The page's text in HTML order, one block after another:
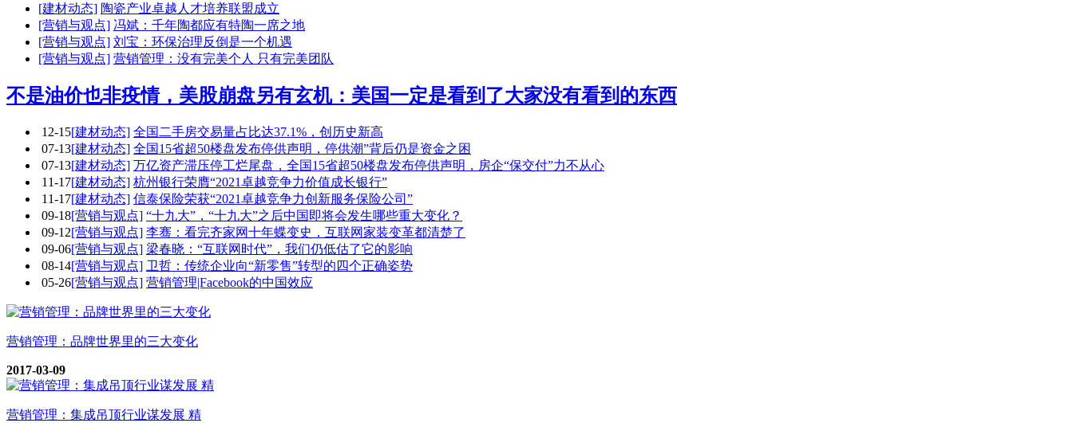
[建材动态] 陶瓷产业卓越人才培养联盟成立
[营销与观点] 冯斌：千年陶都应有特陶一席之地
[营销与观点] 刘宝：环保治理反倒是一个机遇
[营销与观点] 营销管理：没有完美个人 只有完美团队
不是油价也非疫情，美股崩盘另有玄机：美国一定是看到了大家没有看到的东西
12-15[建材动态] 全国二手房交易量占比达37.1%，创历史新高
07-13[建材动态] 全国15省超50楼盘发布停供声明，停供潮”背后仍是资金之困
07-13[建材动态] 万亿资产滞压停工烂尾盘，全国15省超50楼盘发布停供声明，房企“保交付”力不从心
11-17[建材动态] 杭州银行荣膺“2021卓越竞争力价值成长银行”
11-17[建材动态] 信泰保险荣获“2021卓越竞争力创新服务保险公司”
09-18[营销与观点] “十九大”，“十九大”之后中国即将会发生哪些重大变化？
09-12[营销与观点] 李骞：看完齐家网十年蝶变史，互联网家装变革都清楚了
09-06[营销与观点] 梁春晓：“互联网时代”，我们仍低估了它的影响
08-14[营销与观点] 卫哲：传统企业向“新零售”转型的四个正确姿势
05-26[营销与观点] 营销管理|Facebook的中国效应
营销管理：品牌世界里的三大变化
2017-03-09
营销管理：集成吊顶行业谋发展 精